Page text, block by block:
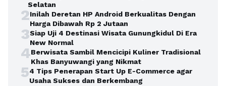
Selatan
2Inilah Deretan HP Android Berkualitas Dengan
Harga Dibawah Rp 2 Jutaan
3Siap Uji 4 Destinasi Wisata Gunungkidul Di Era
New Normal
4Berwisata Sambil Mencicipi Kuliner Tradisional
Khas Banyuwangi yang Nikmat
54 Tips Penerapan Start Up E-Commerce agar
Usaha Sukses dan Berkembang